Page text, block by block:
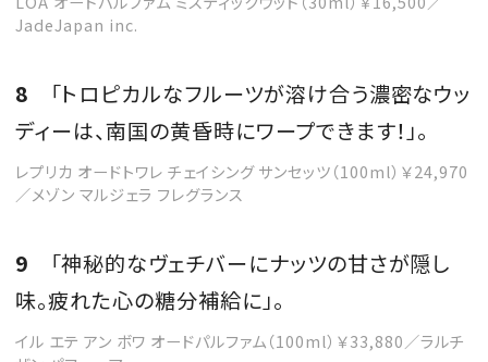
JadeJapan inc.
8 「トロピカルなフルーツが溶け合う濃密なウッ
ディーは、南国の黄昏時にワープできます！」。
レプリカ オードトワレ チェイシング サンセッツ（100ml）￥24,970
／メゾン マルジェラ フレグランス
9 「神秘的なヴェチバーにナッツの甘さが隠し
味。疲れた心の糖分補給に」。
イル エテ アン ボワ オードパルファム（100ml）￥33,880／ラルチ